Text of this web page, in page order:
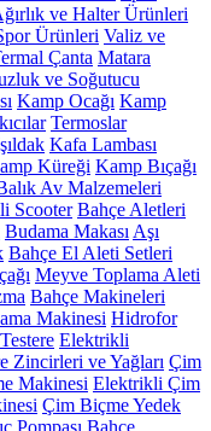
ve Halter Ürünleri
Ürünleri Valiz ve
Çanta Matara
ve Soğutucu
Kamp Ocağı Kamp
Termoslar
Kafa Lambası
Küreği Kamp Bıçağı
Av Malzemeleri
Scooter Bahçe Aletleri
Budama Makası Aşı
Bahçe El Aleti Setleri
Meyve Toplama Aleti
Bahçe Makineleri
Makinesi Hidrofor
Elektrikli
Zincirleri ve Yağları Çim
Makinesi Elektrikli Çim
Çim Biçme Yedek
Pompası Bahçe